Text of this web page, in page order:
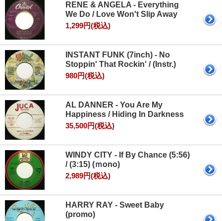
RENE & ANGELA - Everything
We Do / Love Won't Slip Away
1,299円(税込)
INSTANT FUNK (7inch) - No
Stoppin' That Rockin' / (Instr.)
980円(税込)
AL DANNER - You Are My
Happiness / Hiding In Darkness
35,500円(税込)
WINDY CITY - If By Chance (5:56)
/ (3:15) (ｍono)
2,989円(税込)
HARRY RAY - Sweet Baby
(promo)